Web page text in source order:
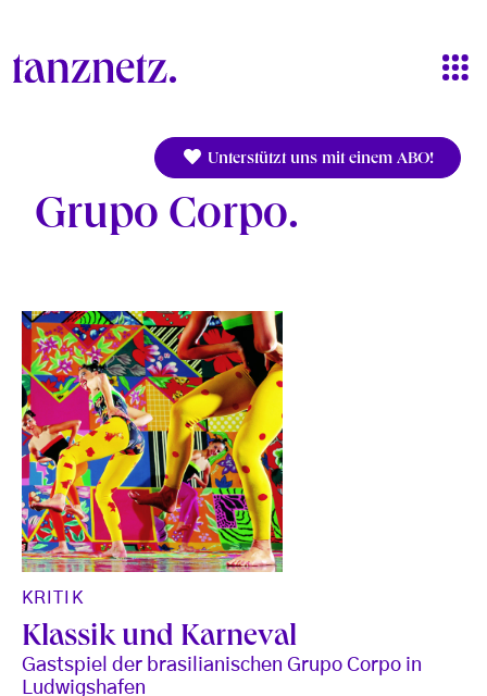
Unterstützt uns mit einem ABO!
Grupo Corpo
KRITIK
Klassik und Karneval
Gastspiel der brasilianischen Grupo Corpo in
Ludwigshafen